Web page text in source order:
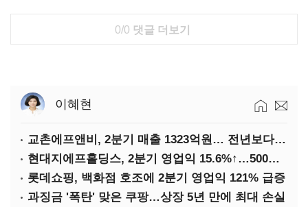
0/0 댓글 더보기
이혜현
교촌에프앤비, 2분기 매출 1323억원… 전년보다 4.9%↑
현대지에프홀딩스, 2분기 영업익 15.6%↑…500억 규모 자사주 매입
롯데쇼핑, 백화점 호조에 2분기 영업익 121% 급증
과징금 '폭탄' 맞은 쿠팡…상장 5년 만에 최대 손실